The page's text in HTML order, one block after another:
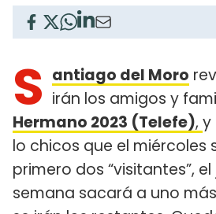
S antiago del Moro
irán los amigos y
Hermano 2023 (Telefe), y
lo chicos que el miércoles
primero dos “visitantes”,
semana sacará a uno